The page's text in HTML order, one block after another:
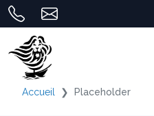
Accueil Placeholder